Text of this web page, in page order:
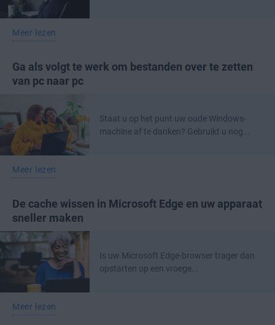
Meer lezen
Ga als volgt te werk om bestanden over te zetten
van pc naar pc
Staat u op het punt uw oude Windows-
machine af te danken? Gebruikt u nog...
Meer lezen
De cache wissen in Microsoft Edge en uw apparaat
sneller maken
Is uw Microsoft Edge-browser trager dan
opstarten op een vroege...
Meer lezen